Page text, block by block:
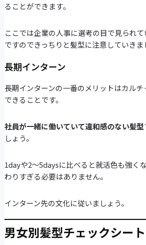
ることができます。
ここでは企業の人事に選考の目で見られ
ですのできっちりと髪型に注意していきま
長期インターン
長期インターンの一番のメリットはカル
できることです。
社員が一緒に働いていて違和感のない髪型
しょう。
1dayや2～5daysに比べると就活色も強く
わりすぎる必要はありません。
インターン先の文化に従いましょう。
男女別髪型チェックシート